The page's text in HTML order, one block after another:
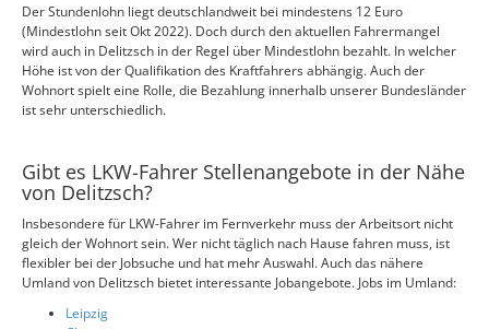
Der Stundenlohn liegt deutschlandweit bei mindestens 12 Euro
(Mindestlohn seit Okt 2022). Doch durch den aktuellen Fahrermangel
wird auch in Delitzsch in der Regel über Mindestlohn bezahlt. In welcher
Höhe ist von der Qualifikation des Kraftfahrers abhängig. Auch der
Wohnort spielt eine Rolle, die Bezahlung innerhalb unserer Bundesländer
ist sehr unterschiedlich.
Gibt es LKW-Fahrer Stellenangebote in der Nähe
von Delitzsch?
Insbesondere für LKW-Fahrer im Fernverkehr muss der Arbeitsort nicht
gleich der Wohnort sein. Wer nicht täglich nach Hause fahren muss, ist
flexibler bei der Jobsuche und hat mehr Auswahl. Auch das nähere
Umland von Delitzsch bietet interessante Jobangebote. Jobs im Umland:
Leipzig